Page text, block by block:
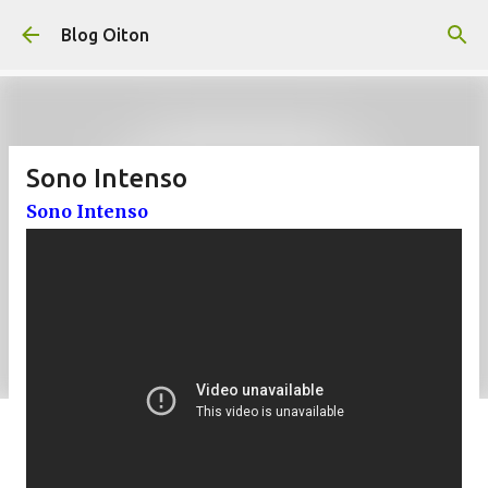
Pular para o conteúdo principal
Blog Oiton
Sono Intenso
Sono Intenso